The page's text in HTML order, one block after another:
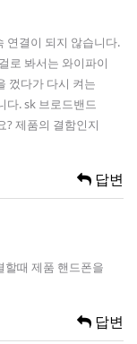
연결이 되지 않습니다.
로 봐서는 와이파이
껐다가 다시 켜는
다. sk 브로드밴드
? 제품의 결함인지
답변
할때 제품 핸드폰을
답변